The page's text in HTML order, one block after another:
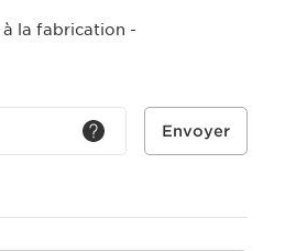
la fabrication -
Envoyer